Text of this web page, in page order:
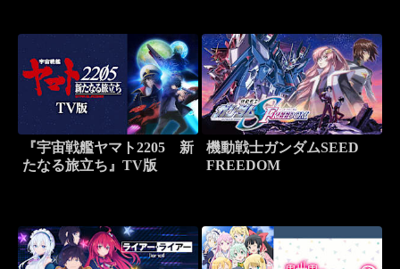
『宇宙戦艦ヤマト2205 新
たなる旅立ち』TV版
機動戦士ガンダムSEED
FREEDOM